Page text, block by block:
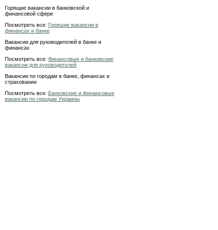
Горящие вакансии в банковской и
финансовой сфере
Посмотреть все: Горящие вакансии в
финансах и банке
Вакансии для руководителей в банке и
финансах
Посмотреть все: Финансовые и банковские
вакансии для руководителей
Вакансии по городам в банке, финансах и
страховании
Посмотреть все: Банковские и финансовые
вакансии по городам Украины